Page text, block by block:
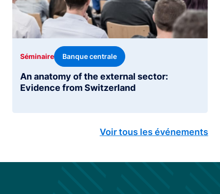
An anatomy of the external sector:
Evidence from Switzerland
Séminaire Banque centrale
Voir tous les événements